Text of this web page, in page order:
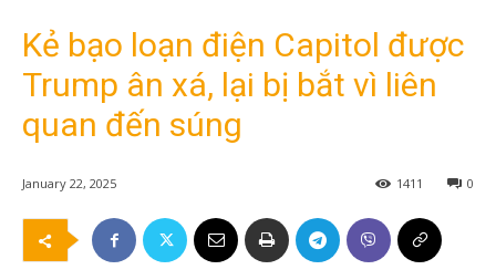
Kẻ bạo loạn điện Capitol được
Trump ân xá, lại bị bắt vì liên
quan đến súng
January 22, 2025 0
1411